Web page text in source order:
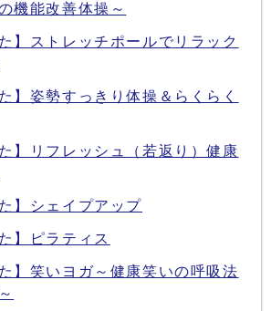
機能改善体操～
】ストレッチポールでリラック
】姿勢すっきり体操＆らくらく
】リフレッシュ（若返り）健康
】シェイプアップ
】ピラティス
】笑いヨガ～健康笑いの呼吸法